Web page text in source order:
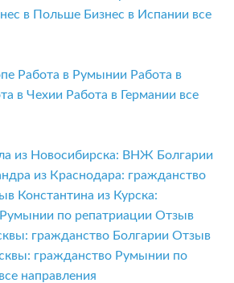
в Польше Бизнес в Испании все
Работа в Румынии Работа в
в Чехии Работа в Германии все
из Новосибирска: ВНЖ Болгарии
из Краснодара: гражданство
Константина из Курска:
по репатриации Отзыв
гражданство Болгарии Отзыв
гражданство Румынии по
все направления